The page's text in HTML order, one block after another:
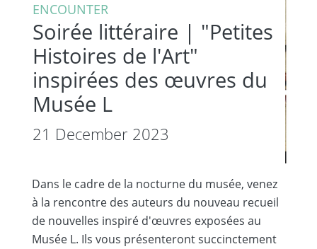
ENCOUNTER
Soirée littéraire | "Petites
Histoires de l'Art"
inspirées des œuvres du
Musée L
21 December 2023
Dans le cadre de la nocturne du musée, venez
à la rencontre des auteurs du nouveau recueil
de nouvelles inspiré d'œuvres exposées au
Musée L. Ils vous présenteront succinctement